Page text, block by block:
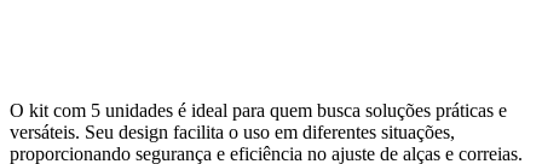
O kit com 5 unidades é ideal para quem busca soluções práticas e
versáteis. Seu design facilita o uso em diferentes situações,
proporcionando segurança e eficiência no ajuste de alças e correias.